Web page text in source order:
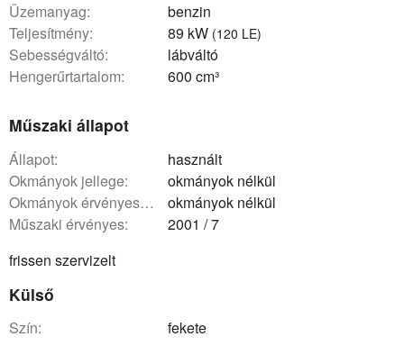
üzemanyag:
benzin
teljesítmény:
89 kW (120 LE)
sebességváltó:
lábváltó
hengerűrtartalom:
600 cm³
Műszaki állapot
állapot:
használt
okmányok jellege:
okmányok nélkül
okmányok érvényessége:
okmányok nélkül
műszaki érvényes:
2001 / 7
frissen szervizelt
Külső
szín: fekete